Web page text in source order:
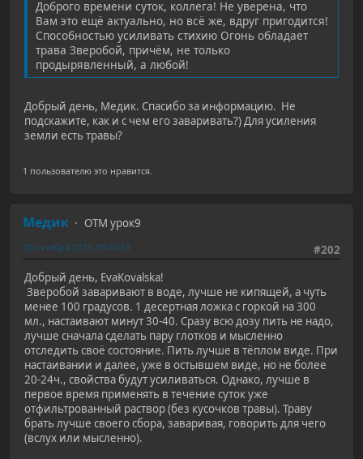
Доброго времени суток, коллега! Не уверена, что
Вам это ещё актуально, но всё же, вдруг пригодится!
Способностью усиливать стихию Огонь обладает
трава Зверобой, причём, не только
продырявленный, а любой!
Добрый день, Медик. Спасибо за информацию. Не
подскажите, как и с чем его заваривать?) Для усиления
земли есть травы?
1 пользователю это нравится.
Медик
ОТМ урок9
#202
03 октября 2023, 09:40:53
Добрый день, EvaKovalska!
Зверобой заваривают в воде, лучше не кипящей, а чуть
менее 100 градусов. 1 десертная ложка с горкой на 300
мл., настаивают минут 30-40. Сразу всю дозу пить не надо,
лучше сначала сделать пару глотков и мысленно
отследить своё состояние. Пить лучше в тёплом виде. При
настаивании и далее, уже в остывшем виде, но не более
20-24ч., свойства будут усиливаться. Однако, лучше в
первое время применять в течение суток уже
отфильтрованный раствор (без кусочков травы). Траву
брать лучше своего сбора, заваривая, говорить для чего
(вслух или мысленно).